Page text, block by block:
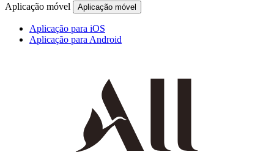
Aplicação móvel Aplicação móvel
Aplicação para iOS
Aplicação para Android